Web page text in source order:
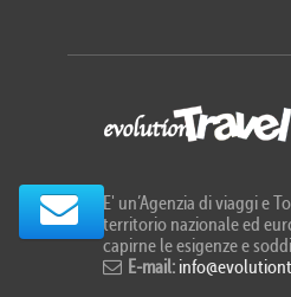
E' un’Agenzia di viaggi e
territorio nazionale ed
capirne le esigenze e
E-mail: